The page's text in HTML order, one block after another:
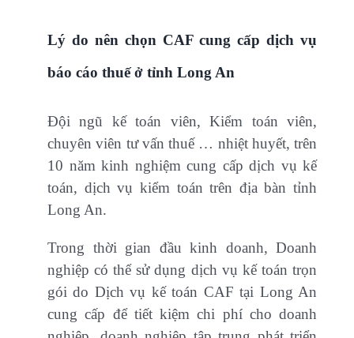
Lý do nên chọn CAF cung cấp dịch vụ
báo cáo thuế ở tỉnh Long An
Đội ngũ kế toán viên, Kiểm toán viên,
chuyên viên tư vấn thuế … nhiệt huyết, trên
10 năm kinh nghiệm cung cấp dịch vụ kế
toán, dịch vụ kiểm toán trên địa bàn tỉnh
Long An.
Trong thời gian đầu kinh doanh, Doanh
nghiệp có thể sử dụng dịch vụ kế toán trọn
gói do Dịch vụ kế toán CAF tại Long An
cung cấp để tiết kiệm chi phí cho doanh